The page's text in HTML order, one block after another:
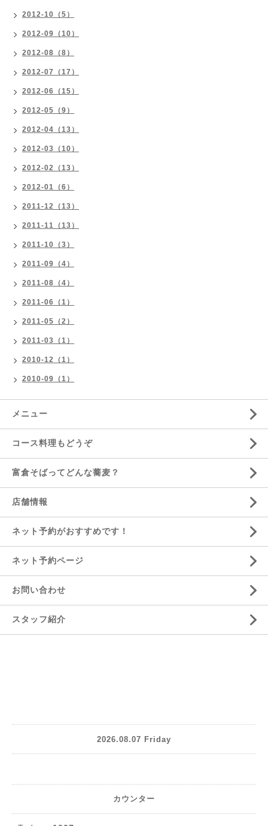
2012-10（5）
2012-09（10）
2012-08（8）
2012-07（17）
2012-06（15）
2012-05（9）
2012-04（13）
2012-03（10）
2012-02（13）
2012-01（6）
2011-12（13）
2011-11（13）
2011-10（3）
2011-09（4）
2011-08（4）
2011-06（1）
2011-05（2）
2011-03（1）
2010-12（1）
2010-09（1）
メニュー
コース料理もどうぞ
富倉そばってどんな蕎麦？
店舗情報
ネット予約がおすすめです！
ネット予約ページ
お問い合わせ
スタッフ紹介
2026.08.07 Friday
カウンター